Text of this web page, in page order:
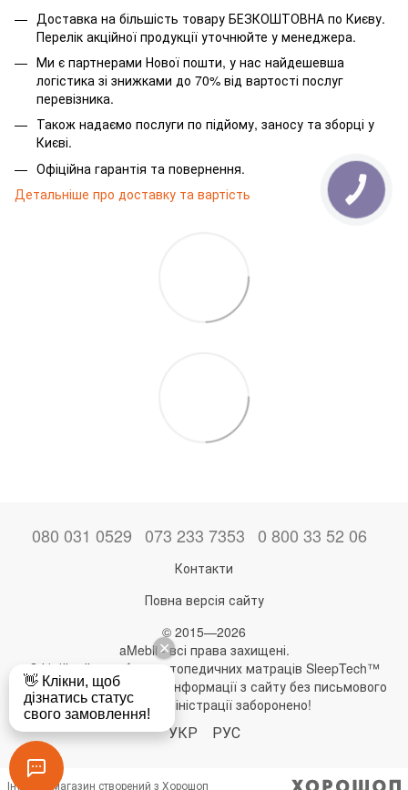
Доставка на більшість товару БЕЗКОШТОВНА по Києву.
Перелік акційної продукції уточнюйте у менеджера.
Ми є партнерами Нової пошти, у нас найдешевша
логістика зі знижками до 70% від вартості послуг
перевізника.
Також надаємо послуги по підйому, заносу та зборці у
Києві.
Офіційна гарантія та повернення.
Детальніше про доставку та вартість
080 031 0529 073 233 7353 0 800 33 52 06
Контакти
Повна версія сайту
© 2015—2026
aMebli - всі права захищені.
Офіційний виробник ортопедичних матраців SleepTech™
Будь-яке використання інформації з сайту без письмового
дозволу адміністрації заборонено!
УКР РУС
Інтернет-магазин створений з Хорошоп